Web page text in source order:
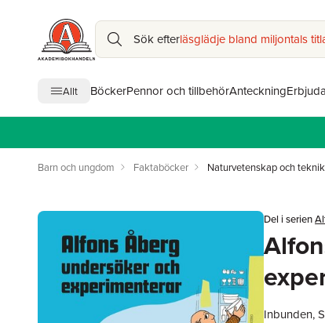
Sök efterläsglädje bland miljontals
Allt BöckerPennor och tillbehörAnteckning
Barn och ungdom Faktaböcker Naturvetenskap och teknik
Del i serien
Inbunden,